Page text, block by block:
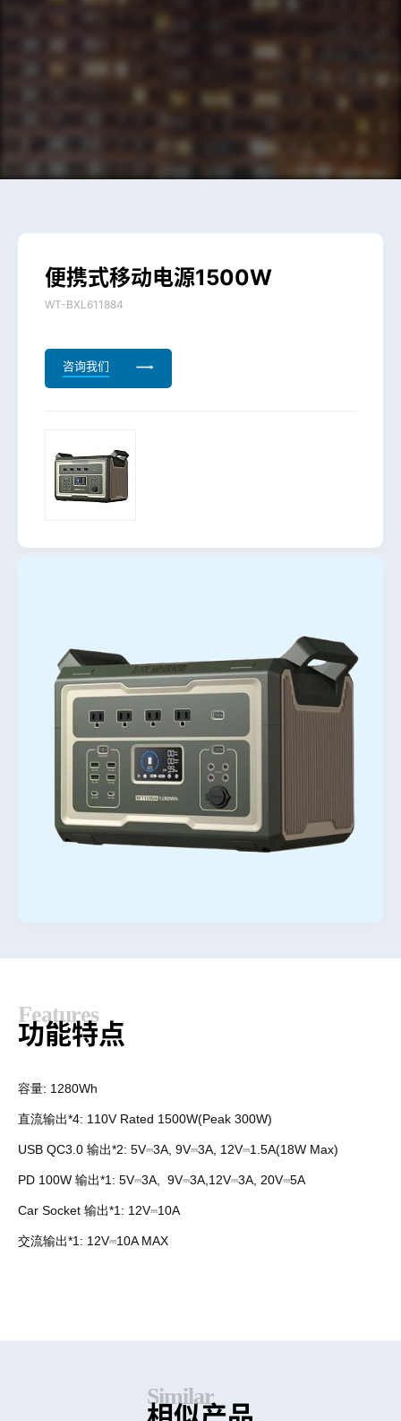
便携式移动电源1500W
WT-BXL611884
咨询我们
Features
功能特点
容量: 1280Wh
直流输出*4: 1 10V Rated 1500W(Peak 300W)
USB QC3.0 输出*2: 5V⎓3A, 9V⎓3A, 12V⎓1.5A(18W Max)
PD 100W 输出*1 : 5V⎓3A, 9V⎓3A,12V⎓3A, 20V⎓5A
Car Socket 输出*1 : 12V⎓10A
交流输出*1: 12V⎓10A MAX
Similar